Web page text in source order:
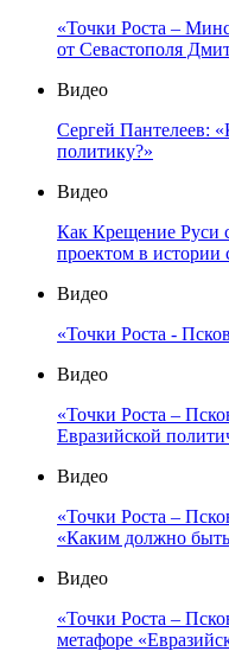
«Точки Роста –
от Севастополя
Видео
Сергей Пантелеев:
политику?»
Видео
Как Крещение Руси
проектом в истории
Видео
«Точки Роста -
Видео
«Точки Роста –
Евразийской
Видео
«Точки Роста –
«Каким должно
Видео
«Точки Роста –
метафоре